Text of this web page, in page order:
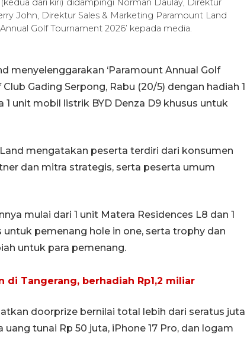
dari kiri) didampingi Norman Daulay, Direktur
John, Direktur Sales & Marketing Paramount Land
Golf Tournament 2026’ kepada media.
menyelenggarakan ‘Paramount Annual Golf
Gading Serpong, Rabu (20/5) dengan hadiah 1
unit mobil listrik BYD Denza D9 khusus untuk
mengatakan peserta terdiri dari konsumen
dan mitra strategis, serta peserta umum
mulai dari 1 unit Matera Residences L8 dan 1
pemenang hole in one, serta trophy dan
untuk para pemenang.
di Tangerang, berhadiah Rp1,2 miliar
doorprize bernilai total lebih dari seratus juta
tunai Rp 50 juta, iPhone 17 Pro, dan logam